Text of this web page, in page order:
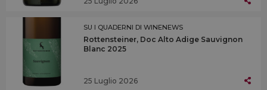
SU I QUADERNI DI WINENEWS
Rottensteiner, Doc Alto Adige Sauvignon
Blanc 2025
25 Luglio 2026